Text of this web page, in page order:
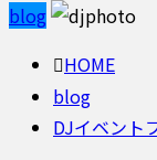
blog
HOME
blog
DJイベント